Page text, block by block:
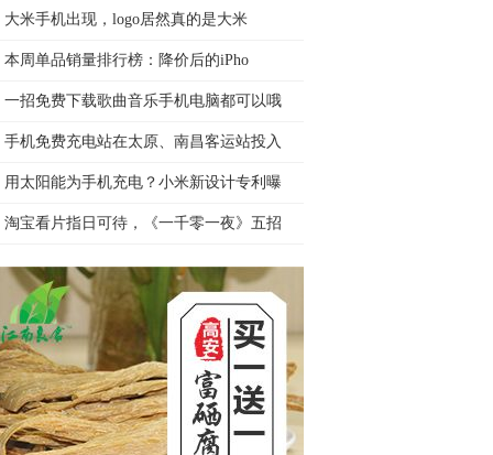
大米手机出现，logo居然真的是大米
本周单品销量排行榜：降价后的iPho
一招免费下载歌曲音乐手机电脑都可以哦
手机免费充电站在太原、南昌客运站投入
用太阳能为手机充电？小米新设计专利曝
淘宝看片指日可待，《一千零一夜》五招